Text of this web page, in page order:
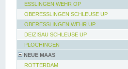
ESSLINGEN WEHR OP
OBERESSLINGEN SCHLEUSE UP
OBERESSLINGEN WEHR UP
DEIZISAU SCHLEUSE UP
PLOCHINGEN
NEUE MAAS
ROTTERDAM